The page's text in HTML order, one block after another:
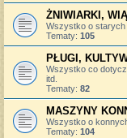
ŻNIWIARKI,
Wszystko o
Tematy: 105
PŁUGI,
Wszystko co
itd.
Tematy: 82
MASZYNY
Wszystko o
Tematy: 104